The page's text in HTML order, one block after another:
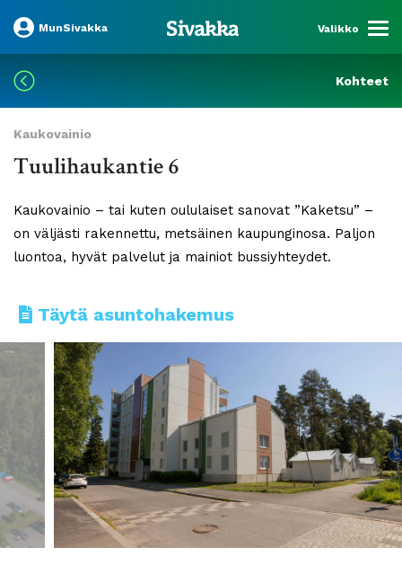
MunSivakka Valikko
Kohteet
Kaukovainio
Tuulihaukantie 6
Kaukovainio – tai kuten oululaiset sanovat ”Kaketsu” –
on väljästi rakennettu, metsäinen kaupunginosa. Paljon
luontoa, hyvät palvelut ja mainiot bussiyhteydet.
Täytä asuntohakemus